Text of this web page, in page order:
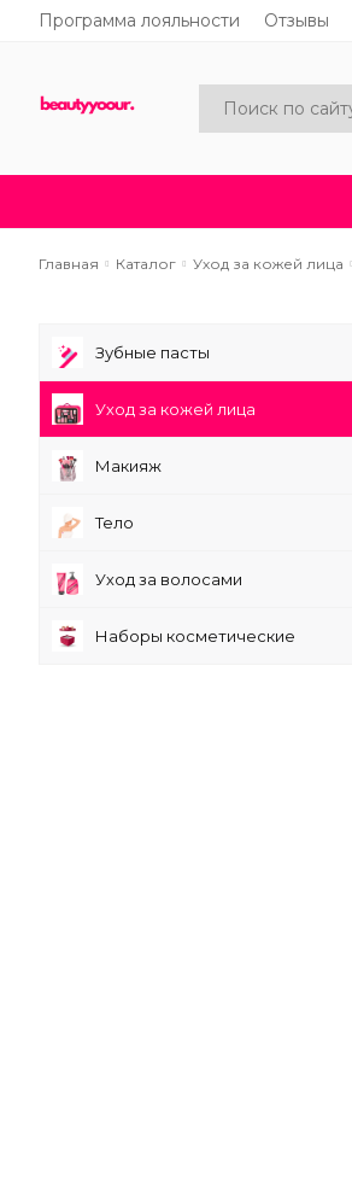
Программа лояльности Отзывы
Главная Каталог Уход за кожей лица
Зубные пасты
Уход за кожей лица
Макияж
Тело
Уход за волосами
Наборы косметические